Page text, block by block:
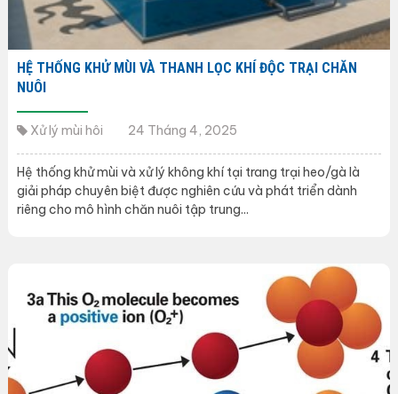
HỆ THỐNG KHỬ MÙI VÀ THANH LỌC KHÍ ĐỘC TRẠI CHĂN
NUÔI
Xử lý mùi hôi 24 Tháng 4, 2025
Hệ thống khử mùi và xử lý không khí tại trang trại heo/gà là
giải pháp chuyên biệt được nghiên cứu và phát triển dành
riêng cho mô hình chăn nuôi tập trung...